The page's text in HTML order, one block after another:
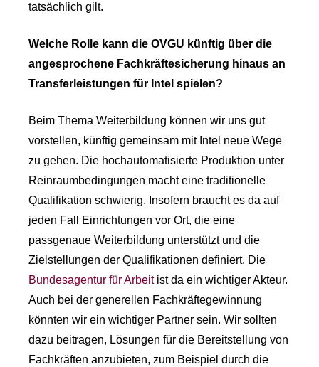
tatsächlich gilt.
Welche Rolle kann die OVGU künftig über die
angesprochene Fachkräftesicherung hinaus an
Transferleistungen für Intel spielen?
Beim Thema Weiterbildung können wir uns gut
vorstellen, künftig gemeinsam mit Intel neue Wege
zu gehen. Die hochautomatisierte Produktion unter
Reinraumbedingungen macht eine traditionelle
Qualifikation schwierig. Insofern braucht es da auf
jeden Fall Einrichtungen vor Ort, die eine
passgenaue Weiterbildung unterstützt und die
Zielstellungen der Qualifikationen definiert. Die
Bundesagentur für Arbeitist da ein wichtiger Akteur.
Auch bei der generellen Fachkräftegewinnung
könnten wir ein wichtiger Partner sein. Wir sollten
dazu beitragen, Lösungen für die Bereitstellung von
Fachkräften anzubieten, zum Beispiel durch die